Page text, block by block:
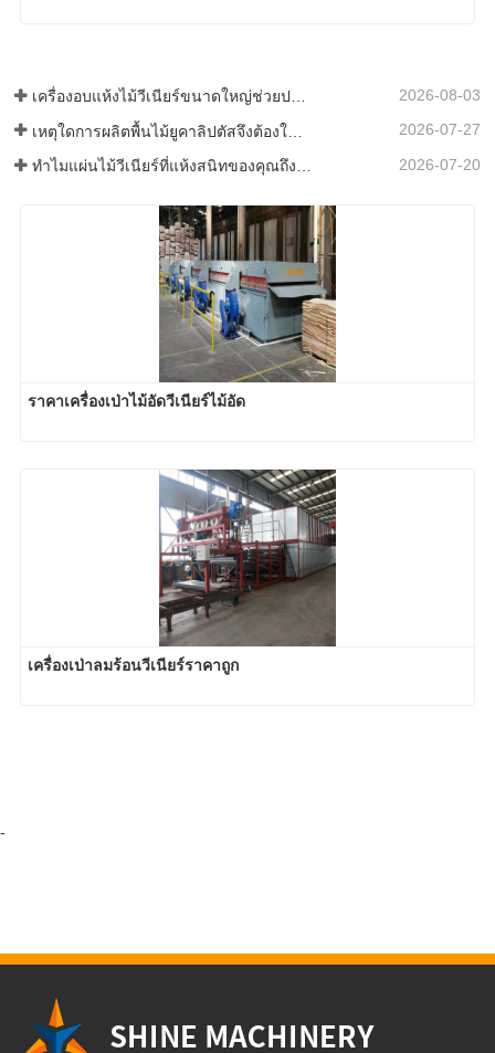
เครื่องอบแห้งไม้วีเนียร์ขนาดใหญ่ช่วยประหยัดเงินได้จริงหรือ? 2026-08-03
2026-07-27
2026-07-20
ราคาเครื่องเป่าไม้อัดวีเนียร์ไม้อัด
เครื่องเป่าลมร้อนวีเนียร์ราคาถูก
-